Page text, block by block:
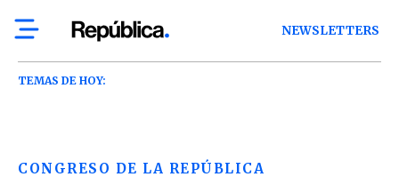
NEWSLETTERS
TEMAS DE HOY:
CONGRESO DE LA REPÚBLICA